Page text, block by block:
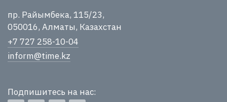
пр. Райымбека, 115/23,
050016, Алматы, Казахстан
+7 727 258-10-04
inform@time.kz
Подпишитесь на нас: